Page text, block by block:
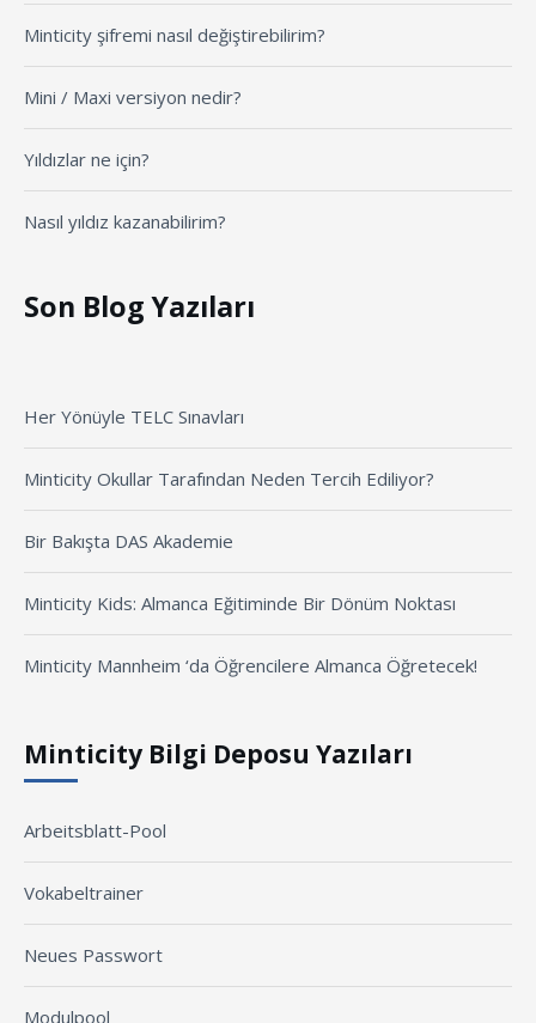
Minticity şifremi nasıl değiştirebilirim?
Mini / Maxi versiyon nedir?
Yıldızlar ne için?
Nasıl yıldız kazanabilirim?
Son Blog Yazıları
Her Yönüyle TELC Sınavları
Minticity Okullar Tarafından Neden Tercih Ediliyor?
Bir Bakışta DAS Akademie
Minticity Kids: Almanca Eğitiminde Bir Dönüm Noktası
Minticity Mannheim ‘da Öğrencilere Almanca Öğretecek!
Minticity Bilgi Deposu Yazıları
Arbeitsblatt-Pool
Vokabeltrainer
Neues Passwort
Modulpool